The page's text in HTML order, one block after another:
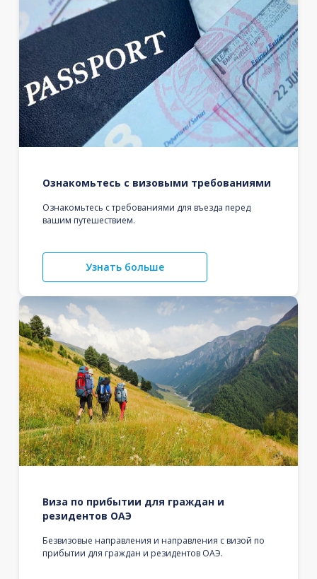
Ознакомьтесь с визовыми требованиями
Ознакомьтесь с требованиями для въезда перед
вашим путешествием.
Узнать больше
Виза по прибытии для граждан и
резидентов ОАЭ
Безвизовые направления и направления с визой по
прибытии для граждан и резидентов ОАЭ.